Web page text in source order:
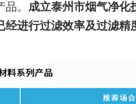
。 成立泰州市烟气净化
经进行过滤效率及过滤